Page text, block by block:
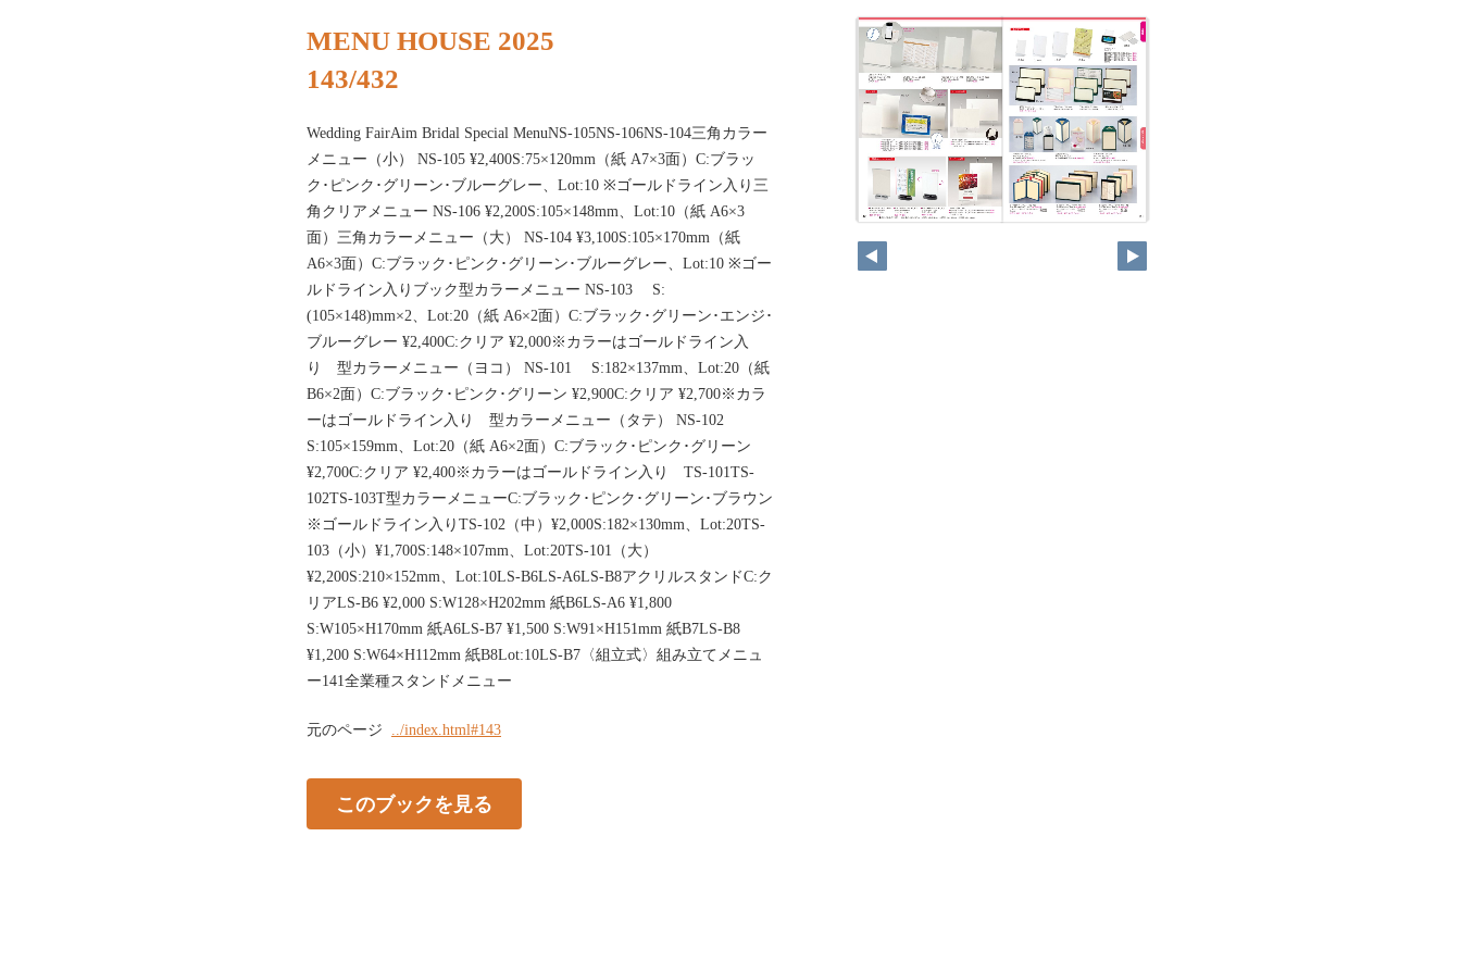
MENU HOUSE 2025
143/432
Wedding FairAim Bridal Special MenuNS-105NS-106NS-104三角カラー
メニュー（小） NS-105 ¥2,400S:75×120mm（紙 A7×3面）C:ブラッ
ク･ピンク･グリーン･ブルーグレー、Lot:10 ※ゴールドライン入り三
角クリアメニュー NS-106 ¥2,200S:105×148mm、Lot:10（紙 A6×3
面）三角カラーメニュー（大） NS-104 ¥3,100S:105×170mm（紙
A6×3面）C:ブラック･ピンク･グリーン･ブルーグレー、Lot:10 ※ゴー
ルドライン入りブック型カラーメニュー NS-103 S:
(105×148)mm×2、Lot:20（紙 A6×2面）C:ブラック･グリーン･エンジ･
ブルーグレー ¥2,400C:クリア ¥2,000※カラーはゴールドライン入
り 型カラーメニュー（ヨコ） NS-101 S:182×137mm、Lot:20（紙
B6×2面）C:ブラック･ピンク･グリーン ¥2,900C:クリア ¥2,700※カラ
ーはゴールドライン入り 型カラーメニュー（タテ） NS-102
S:105×159mm、Lot:20（紙 A6×2面）C:ブラック･ピンク･グリーン
¥2,700C:クリア ¥2,400※カラーはゴールドライン入り TS-101TS-
102TS-103T型カラーメニューC:ブラック･ピンク･グリーン･ブラウン
※ゴールドライン入りTS-102（中）¥2,000S:182×130mm、Lot:20TS-
103（小）¥1,700S:148×107mm、Lot:20TS-101（大）
¥2,200S:210×152mm、Lot:10LS-B6LS-A6LS-B8アクリルスタンドC:ク
リアLS-B6 ¥2,000 S:W128×H202mm 紙B6LS-A6 ¥1,800
S:W105×H170mm 紙A6LS-B7 ¥1,500 S:W91×H151mm 紙B7LS-B8
¥1,200 S:W64×H112mm 紙B8Lot:10LS-B7〈組立式〉組み立てメニュ
ー141全業種スタンドメニュー
元のページ ../index.html#143
このブックを見る